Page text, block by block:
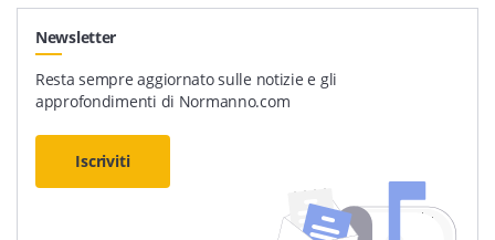
Newsletter
Resta sempre aggiornato sulle notizie e gli
approfondimenti di Normanno.com
Iscriviti